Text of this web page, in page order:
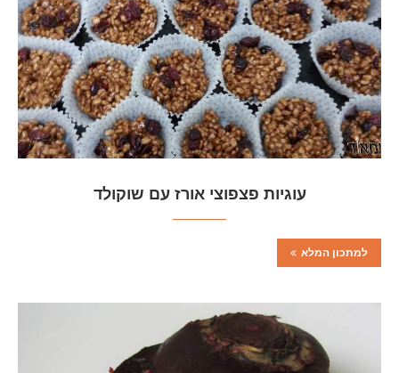
עוגיות פצפוצי אורז עם שוקולד
למתכון המלא